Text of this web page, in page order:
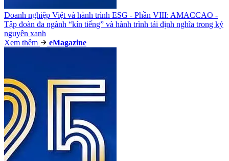
Doanh nghiệp Việt và hành trình ESG - Phần VIII: AMACCAO -
Tập đoàn đa ngành “kín tiếng” và hành trình tái định nghĩa trong kỷ
nguyên xanh
Xem thêm
eMagazine